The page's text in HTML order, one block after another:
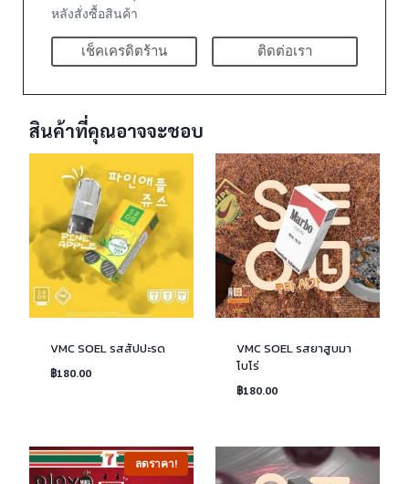
หลังสั่งซื้อสินค้า
เช็คเครดิตร้าน ติดต่อเรา
สินค้าที่คุณอาจจะชอบ
VMC SOEL รสสัปปะรด
฿180.00
VMC SOEL รสยาสูบมา
โบโร่
฿180.00
ลดราคา!